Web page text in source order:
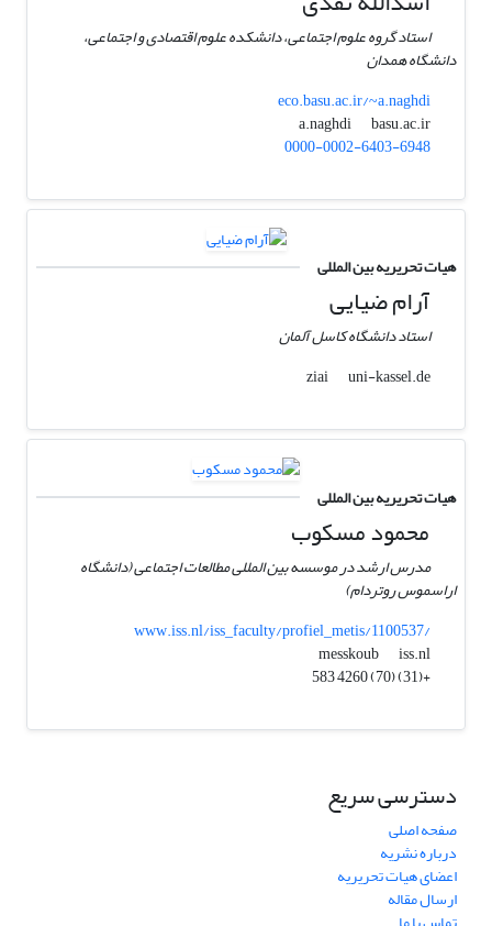
استاد گروه علوم اجتماعی، دانشکده علوم اقتصادی و اجتماعی،
دانشگاه همدان
eco.basu.ac.ir/~a.naghdi
a.naghdi
basu.ac.ir
0000-0002-6403-6948
هیات تحریریه بین المللی
آرام ضیایی
استاد دانشگاه کاسل آلمان
ziai
uni-kassel.de
هیات تحریریه بین المللی
محمود مسکوب
مدرس ارشد در موسسه بین المللی مطالعات اجتماعی (دانشگاه
اراسموس روتردام)
www.iss.nl/iss_faculty/profiel_metis/1100537/
messkoub
iss.nl
+(31) (70) 4260 583
دسترسی سریع
صفحه اصلی
درباره نشریه
اعضای هیات تحریریه
ارسال مقاله